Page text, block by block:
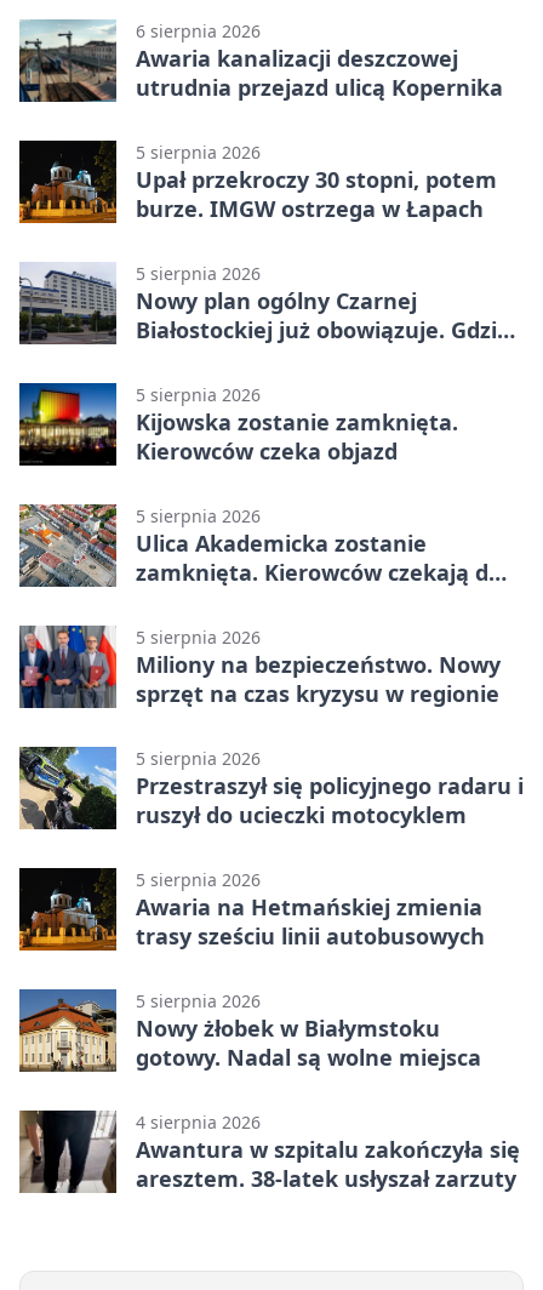
6 sierpnia 2026
Awaria kanalizacji deszczowej
utrudnia przejazd ulicą Kopernika
5 sierpnia 2026
Upał przekroczy 30 stopni, potem
burze. IMGW ostrzega w Łapach
5 sierpnia 2026
Nowy plan ogólny Czarnej
Białostockiej już obowiązuje. Gdzie
5 sierpnia 2026
Kijowska zostanie zamknięta.
Kierowców czeka objazd
5 sierpnia 2026
Ulica Akademicka zostanie
zamknięta. Kierowców czekają dwa
5 sierpnia 2026
Miliony na bezpieczeństwo. Nowy
sprzęt na czas kryzysu w regionie
5 sierpnia 2026
Przestraszył się policyjnego radaru i
ruszył do ucieczki motocyklem
5 sierpnia 2026
Awaria na Hetmańskiej zmienia
trasy sześciu linii autobusowych
5 sierpnia 2026
Nowy żłobek w Białymstoku
gotowy. Nadal są wolne miejsca
4 sierpnia 2026
Awantura w szpitalu zakończyła się
aresztem. 38-latek usłyszał zarzuty